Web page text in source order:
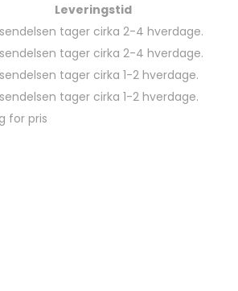
Leveringstid
tager cirka 2-4 hverdage.
tager cirka 2-4 hverdage.
tager cirka 1-2 hverdage.
tager cirka 1-2 hverdage.
for pris